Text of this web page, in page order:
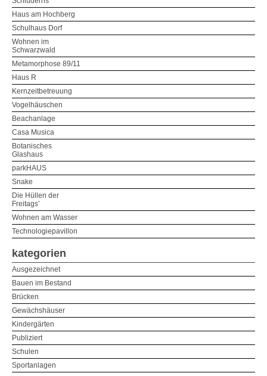
Haus am Hochberg
Schulhaus Dorf
Wohnen im
Schwarzwald
Metamorphose 89/11
Haus R
Kernzeitbetreuung
Vogelhäuschen
Beachanlage
Casa Musica
Botanisches
Glashaus
parkHAUS
Snake
Die Hüllen der
Freitags’
Wohnen am Wasser
Technologiepavillon
kategorien
Ausgezeichnet
Bauen im Bestand
Brücken
Gewächshäuser
Kindergärten
Publiziert
Schulen
Sportanlagen